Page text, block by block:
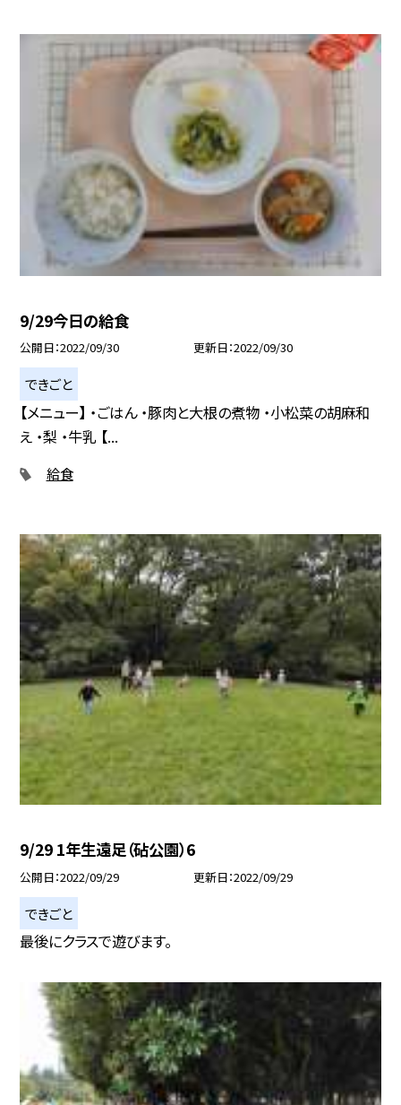
9/29今日の給食
公開日 2022/09/30 更新日 2022/09/30
できごと
【メニュー】 ・ごはん ・豚肉と大根の煮物 ・小松菜の胡麻和
え ・梨 ・牛乳 【...
給食
9/29 1年生遠足（砧公園）6
公開日 2022/09/29 更新日 2022/09/29
できごと
最後にクラスで遊びます。